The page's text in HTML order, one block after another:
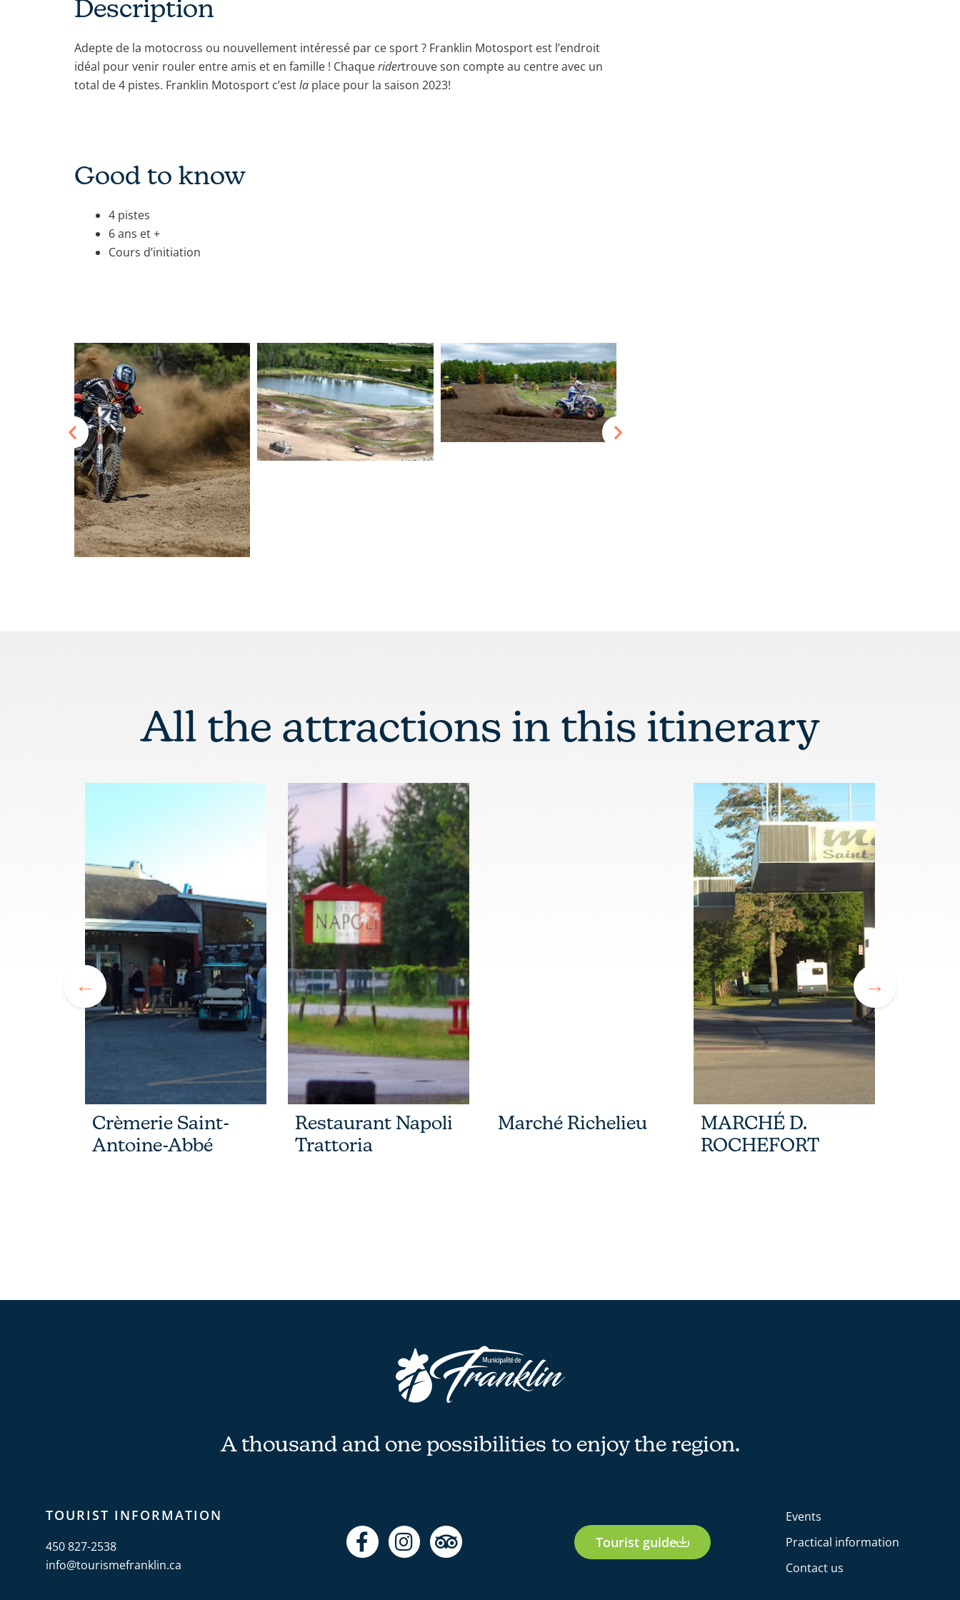
Description
Adepte de la motocross ou nouvellement intéressé par ce sport ? Franklin Motosport est l’endroit
idéal pour venir rouler entre amis et en famille ! Chaqueridertrouve son compte au centre avec un
total de 4 pistes. Franklin Motosport c’estla place pour la saison 2023!
Good to know
4 pistes
6 ans et +
Cours d’initiation
All the attractions in this itinerary
Crèmerie Saint-
Antoine-Abbé
Restaurant Napoli
Trattoria
Marché Richelieu
MARCHÉ D.
ROCHEFORT
A thousand and one possibilities to enjoy the region.
TOURIST INFORMATION
450 827-2538
info@tourismefranklin.ca
F
a
I
n
T
r Tourist guide
Events
Practical information
Contact us